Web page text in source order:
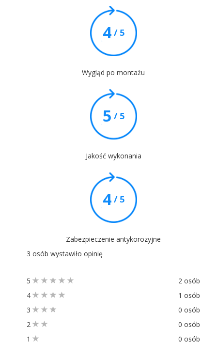
4/ 5
Wygląd po montażu
5 / 5
Jakość wykonania
4/ 5
Zabezpieczenie antykorozyjne
3 osób wystawiło opinię
5
2 osób
4
1 osób
3
0 osób
2
0 osób
1
0 osób